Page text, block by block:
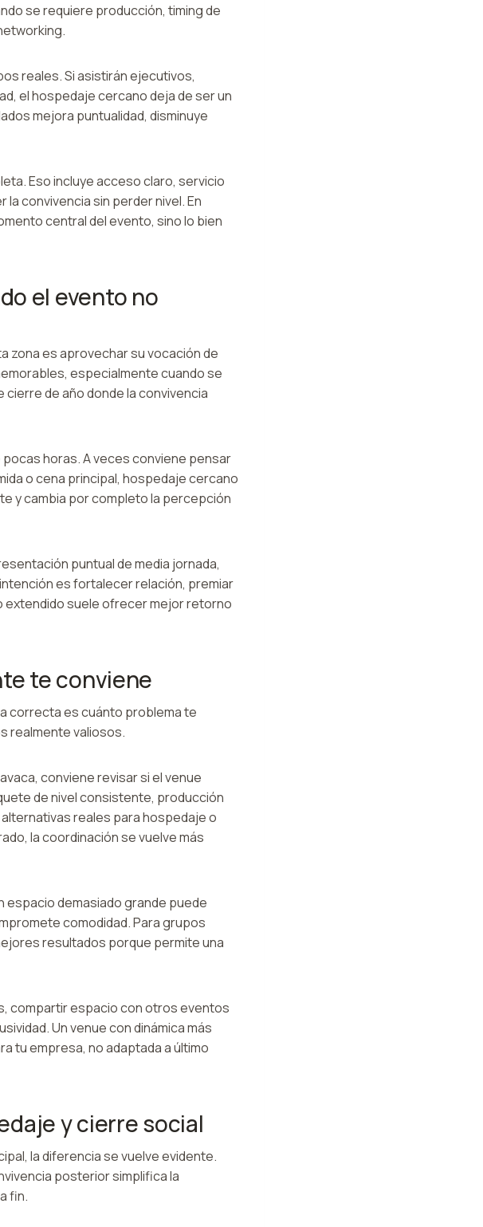
se requiere producción, timing de
reales. Si asistirán ejecutivos,
el hospedaje cercano deja de ser un
mejora puntualidad, disminuye
Eso incluye acceso claro, servicio
convivencia sin perder nivel. En
central del evento, sino lo bien
el evento no
zona es aprovechar su vocación de
especialmente cuando se
de año donde la convivencia
horas. A veces conviene pensar
o cena principal, hospedaje cercano
y cambia por completo la percepción
puntual de media jornada,
es fortalecer relación, premiar
extendido suele ofrecer mejor retorno
te conviene
correcta es cuánto problema te
realmente valiosos.
conviene revisar si el venue
de nivel consistente, producción
reales para hospedaje o
la coordinación se vuelve más
espacio demasiado grande puede
comodidad. Para grupos
resultados porque permite una
compartir espacio con otros eventos
Un venue con dinámica más
tu empresa, no adaptada a último
y cierre social
la diferencia se vuelve evidente.
posterior simplifica la
fin.